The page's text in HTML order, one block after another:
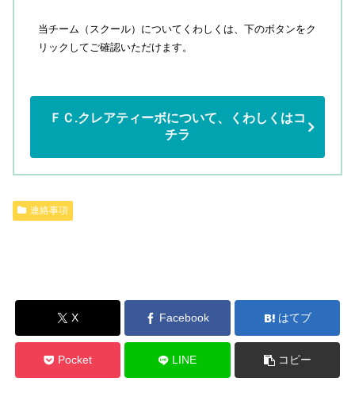
当チーム（スクール）についてくわしくは、下のボタンをク
リックしてご確認いただけます。
ＦＣ.クレアティーボについて、くわしくはコ
チラ
連絡事項
X Facebook はてブ
Pocket LINE コピー